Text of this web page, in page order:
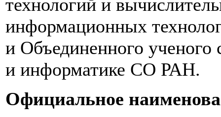
технологий и
информационных
и Объединенного ученого
и информатике СО РАН.
Официальное